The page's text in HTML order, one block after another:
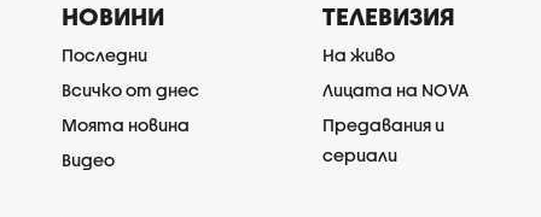
НОВИНИ
Последни
Всичко от днес
Моята новина
Видео
ТЕЛЕВИЗИЯ
На живо
Лицата на NOVA
Предавания и
сериали